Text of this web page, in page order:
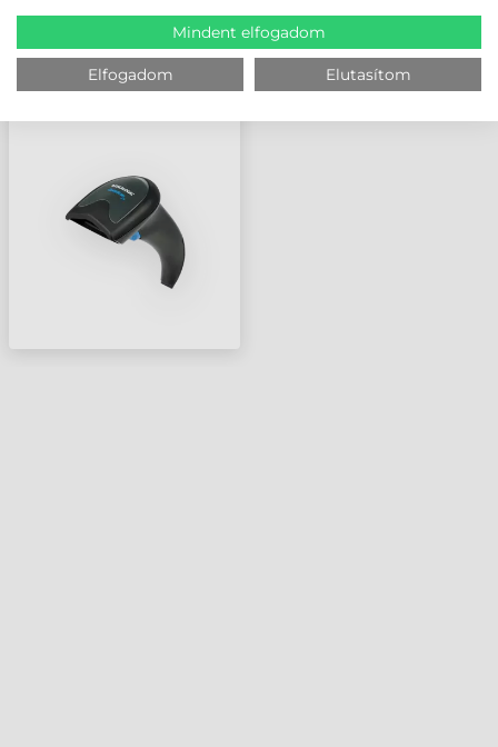
LEGUTÓBB MEGTEKINTETT TERMÉKEK
DATALOGIC QUICKSCAN
VONALKÓDOLVASÓ
Mindent elfogadom
Elfogadom Elutasítom